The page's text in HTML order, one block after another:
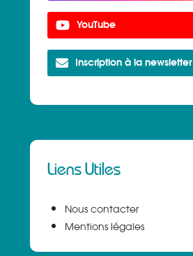
YouTube
Inscription à la newsletter
Liens Utiles
Nous contacter
Mentions légales